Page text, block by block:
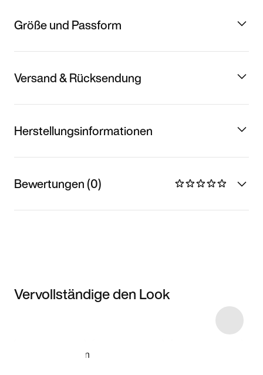
Größe und Passform
Versand & Rücksendung
Herstellungsinformationen
Bewertungen (0)
Vervollständige den Look
Modell anzeigen